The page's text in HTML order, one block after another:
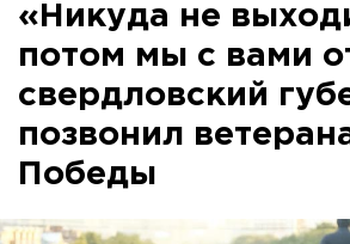
«Никуда не
потом мы с вами
свердловский
позвонил
Победы